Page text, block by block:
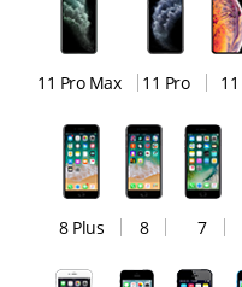
11 Pro Max 11 Pro 11
8 Plus 8 7